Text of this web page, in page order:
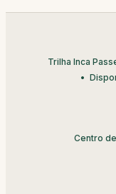
Trilha Inca
Centro